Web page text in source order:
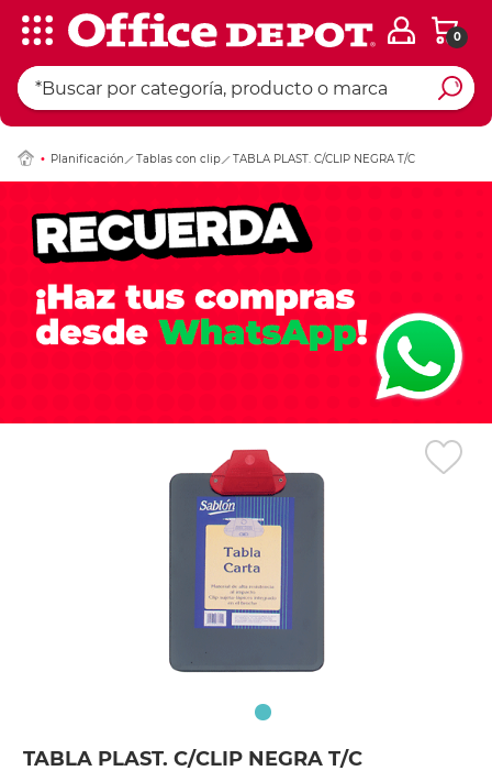
0
Planificación Tablas con clip TABLA PLAST. C/CLIP NEGRA T/C
TABLA PLAST. C/CLIP NEGRA T/C
Ingresar Codigo